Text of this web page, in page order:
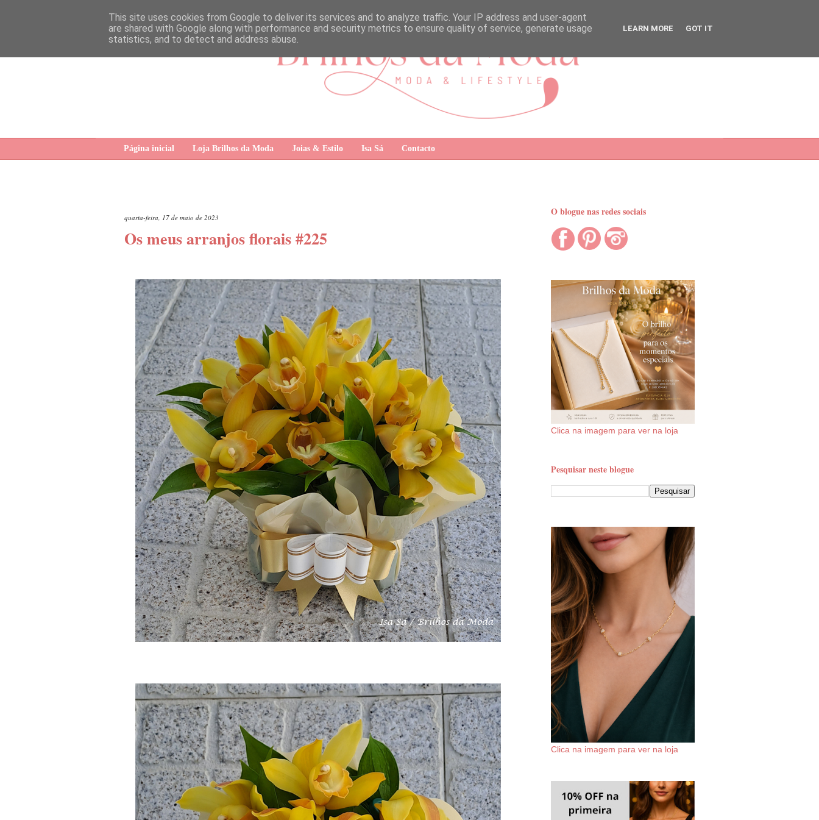
Página inicial Loja Brilhos da Moda Joias & Estilo Isa Sá Contacto
quarta-feira, 17 de maio de 2023
Os meus arranjos florais #225
O blogue nas redes sociais
Clica na imagem para ver na loja
Pesquisar neste blogue
Clica na imagem para ver na loja
This site uses cookies from Google to deliver its services and to analyze traffic. Your IP address and user-agent
are shared with Google along with performance and security metrics to ensure quality of service, generate usage
statistics, and to detect and address abuse.
LEARN MORE GOT IT